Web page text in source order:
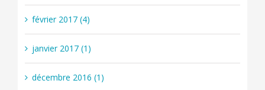
février 2017 (4)
janvier 2017 (1)
décembre 2016 (1)